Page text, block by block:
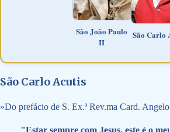
São João Paulo
II
São Carlo
São Carlo Acutis
»Do prefácio de S. Ex.ª Rev.ma Card.
"Estar sempre com Jesus, este é o